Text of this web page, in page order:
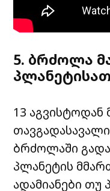
5. ბრძოლა
13 აგვისტოდან
ბრძოლაში
პლანეტის
ადამიანები თუ